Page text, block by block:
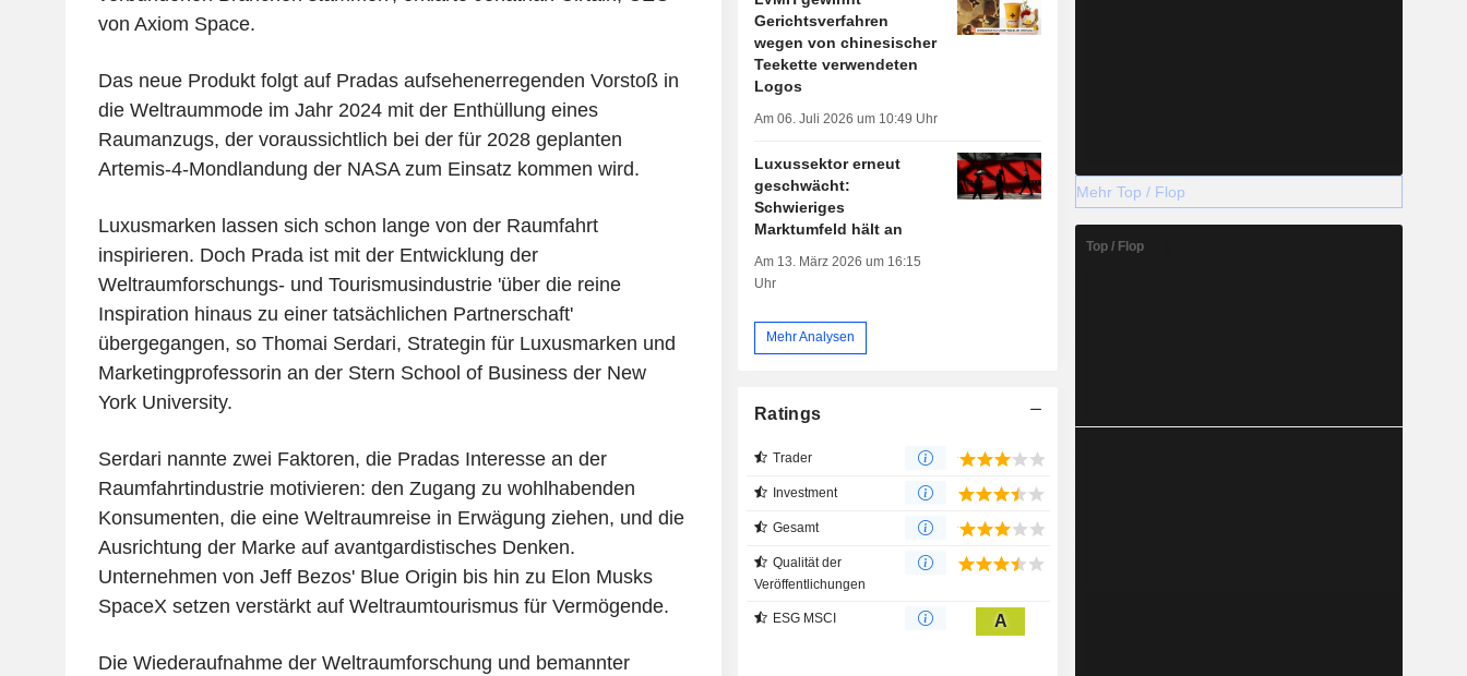
von Axiom Space.
Das neue Produkt folgt auf Pradas aufsehenerregenden Vorstoß in
die Weltraummode im Jahr 2024 mit der Enthüllung eines
Raumanzugs, der voraussichtlich bei der für 2028 geplanten
Artemis-4-Mondlandung der NASA zum Einsatz kommen wird.
Luxusmarken lassen sich schon lange von der Raumfahrt
inspirieren. Doch Prada ist mit der Entwicklung der
Weltraumforschungs- und Tourismusindustrie 'über die reine
Inspiration hinaus zu einer tatsächlichen Partnerschaft'
übergegangen, so Thomai Serdari, Strategin für Luxusmarken und
Marketingprofessorin an der Stern School of Business der New
York University.
Serdari nannte zwei Faktoren, die Pradas Interesse an der
Raumfahrtindustrie motivieren: den Zugang zu wohlhabenden
Konsumenten, die eine Weltraumreise in Erwägung ziehen, und die
Ausrichtung der Marke auf avantgardistisches Denken.
Unternehmen von Jeff Bezos' Blue Origin bis hin zu Elon Musks
SpaceX setzen verstärkt auf Weltraumtourismus für Vermögende.
Die Wiederaufnahme der Weltraumforschung und bemannter
Gerichtsverfahren
wegen von chinesischer
Teekette verwendeten
Logos
Am 06. Juli 2026 um 10:49 Uhr
Luxussektor erneut
geschwächt:
Schwieriges
Marktumfeld hält an
Am 13. März 2026 um 16:15
Uhr
Mehr Analysen
Ratings
Trader
Investment
Gesamt
Qualität der
Veröffentlichungen
ESG MSCI A
Mehr Top / Flop
Top / Flop